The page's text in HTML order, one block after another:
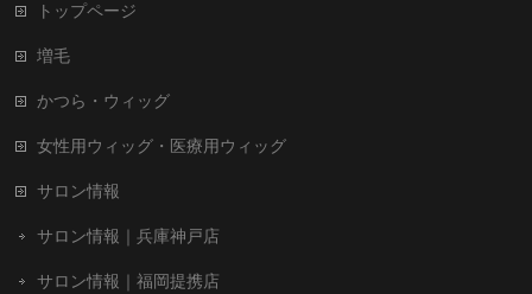
トップページ
増毛
かつら・ウィッグ
女性用ウィッグ・医療用ウィッグ
サロン情報
サロン情報｜兵庫神戸店
サロン情報｜福岡提携店